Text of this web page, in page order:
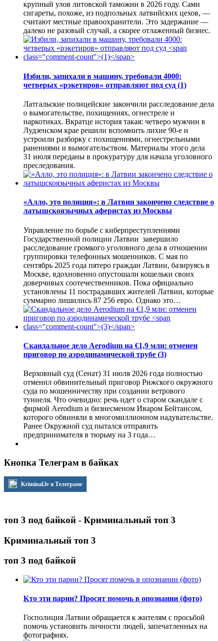
крупный улов литовской таможни в 2026 году. Сами
сигареты, похоже, из подпольных латвийских цехов, —
считают местные правоохранители. Это задержание —
далеко не разовый случай, а скорее отлаженный бизнес.
Избили, запихали в машину, требовали 4000:
четверых «рэкетиров» отправляют под суд (1)
Латгальские полицейские закончили расследование дела
о вымогательстве, похищениях, огнестреле и
наркотиках. Вкратце история такая: четверо мужчин в
Лудзенском крае решили вспомнить лихие 90-е и
устроили разборку с похищениями, огнестрельными
ранениями и вымогательством. Материалы этого дела
31 июля переданы в прокуратуру для начала уголовного
преследования.
«Алло, это полиция»: в Латвии закончено следствие о
латышскоязычных аферистах из Москвы
Управление по борьбе с киберпреступлениями
Государственной полиции Латвии завершило
расследование громкого уголовного дела в отношении
группировки телефонных мошенников. С мая по
сентябрь 2025 года пятеро граждан Латвии, базируясь в
Москве, вдохновенно опустошали кошельки своих
доверчивых соотечественников. Пока официально
установлены 11 пострадавших жителей Латвии, которые
суммарно лишились 87 256 евро. Однако это…
Скандальное дело Aerodium на €1,9 млн: отменен
приговор по аэродинамической трубе (3)
Верховный суд (Сенат) 31 июля 2026 года полностью
отменил обвинительный приговор Рижского окружного
суда по мошенничеству при создании ветрового
туннеля. Что очевидно: речь идет о старом скандале с
фирмой Aerodium и бизнесменом Иваром Бейтансом,
которого обвиняли в многомиллионном надувательстве.
Ранее Окружной суд пытался отправить
предпринимателя в тюрьму на 3 года…
Кнопка Телеграм в байках
Kriminal.lv в Телеграме
топ 3 под байкой - Криминальный топ 3
Криминальный топ 3
топ 3 под байкой
Кто эти парни? Просят помочь в опознании (фото)
Госполиция Латвии обращается к жителям с просьбой
помочь установить личности людей, запечатленных на
фотографиях.